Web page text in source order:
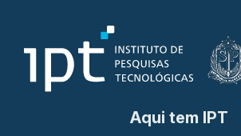
Aqui tem IPT